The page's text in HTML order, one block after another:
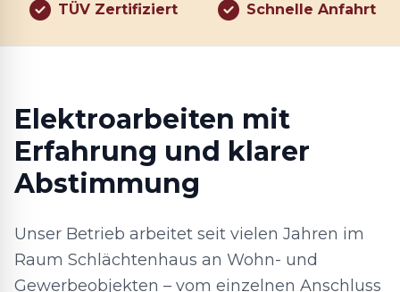
TÜV Zertifiziert Schnelle Anfahrt
Elektroarbeiten mit
Erfahrung und klarer
Abstimmung
Unser Betrieb arbeitet seit vielen Jahren im
Raum Schlächtenhaus an Wohn- und
Gewerbeobjekten – vom einzelnen Anschluss